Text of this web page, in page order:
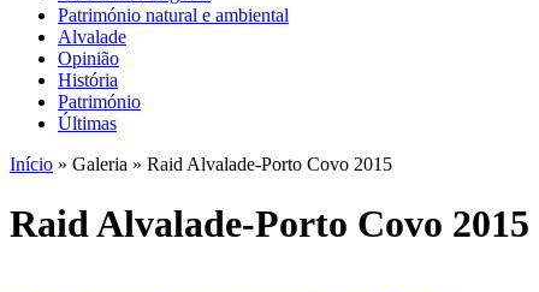
Património natural e ambiental
Alvalade
Opinião
História
Património
Últimas
Início » Galeria » Raid Alvalade-Porto Covo 2015
Raid Alvalade-Porto Covo 2015